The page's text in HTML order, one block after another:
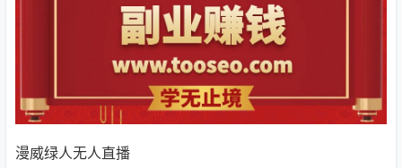
漫威绿人无人直播